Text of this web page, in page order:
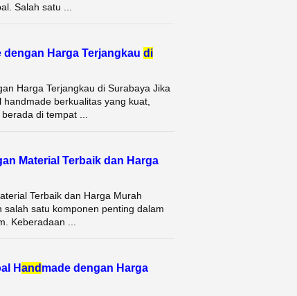
Salah satu ...
dengan Harga Terjangkau di
Harga Terjangkau di Surabaya Jika
berkualitas yang kuat,
di tempat ...
Material Terbaik dan Harga
Terbaik dan Harga Murah
satu komponen penting dalam
Keberadaan ...
Hand made dengan Harga